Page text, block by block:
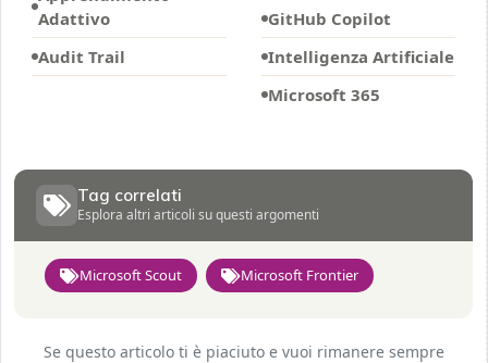
Adattivo
Audit Trail
GitHub Copilot
Intelligenza Artificiale
Microsoft 365
Tag correlati
Esplora altri articoli su questi argomenti
Microsoft Scout Microsoft Frontier
Se questo articolo ti è piaciuto e vuoi rimanere sempre